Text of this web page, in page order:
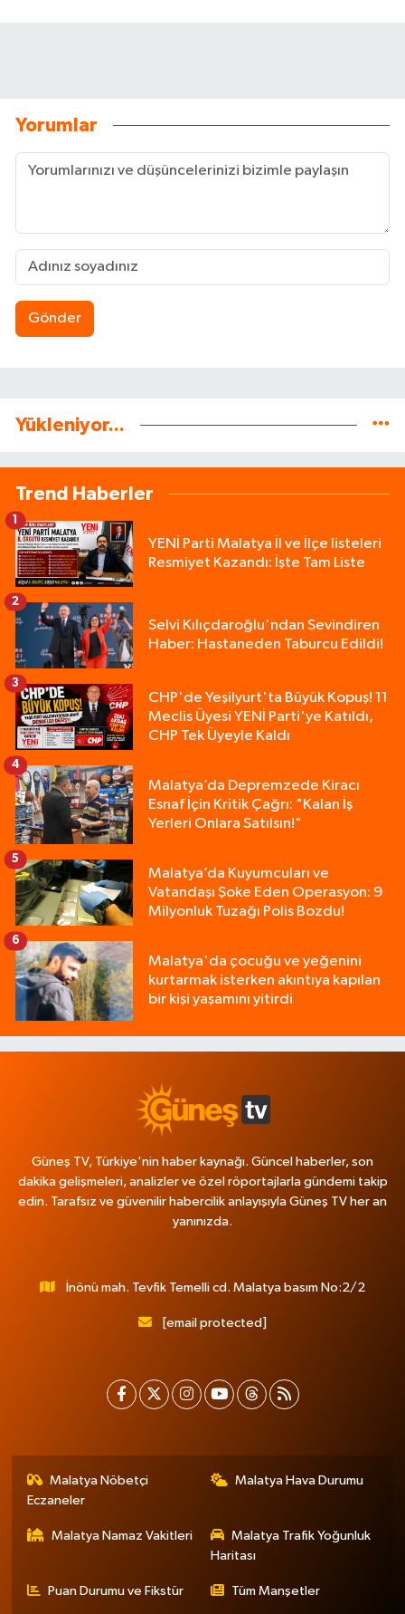
Yorumlar
Gönder
Yükleniyor...
Trend Haberler
YENİ Parti Malatya İl ve İlçe listeleri
Resmiyet Kazandı: İşte Tam Liste
1
Selvi Kılıçdaroğlu'ndan Sevindiren
Haber: Hastaneden Taburcu Edildi!
2
CHP'de Yeşilyurt'ta Büyük Kopuş! 11
Meclis Üyesi YENİ Parti'ye Katıldı,
CHP Tek Üyeyle Kaldı
3
Malatya’da Depremzede Kiracı
Esnaf İçin Kritik Çağrı: "Kalan İş
Yerleri Onlara Satılsın!"
4
Malatya’da Kuyumcuları ve
Vatandaşı Şoke Eden Operasyon: 9
Milyonluk Tuzağı Polis Bozdu!
5
Malatya'da çocuğu ve yeğenini
kurtarmak isterken akıntıya kapılan
bir kişi yaşamını yitirdi
6
Güneş TV, Türkiye'nin haber kaynağı. Güncel haberler, son
dakika gelişmeleri, analizler ve özel röportajlarla gündemi takip
edin. Tarafsız ve güvenilir habercilik anlayışıyla Güneş TV her an
yanınızda.
İnönü mah. Tevfik Temelli cd. Malatya basım No:2/2
[email protected]
Malatya Nöbetçi
Eczaneler
Malatya Hava Durumu
Malatya Namaz Vakitleri
Malatya Trafik Yoğunluk
Haritası
Puan Durumu ve Fikstür Tüm Manşetler